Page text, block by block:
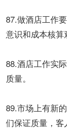
87.做酒店工作
意识和成本核算
88.酒店工作实
质量。
89.市场上有新
们保证质量，客